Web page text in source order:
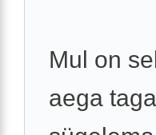
Mul on
aega